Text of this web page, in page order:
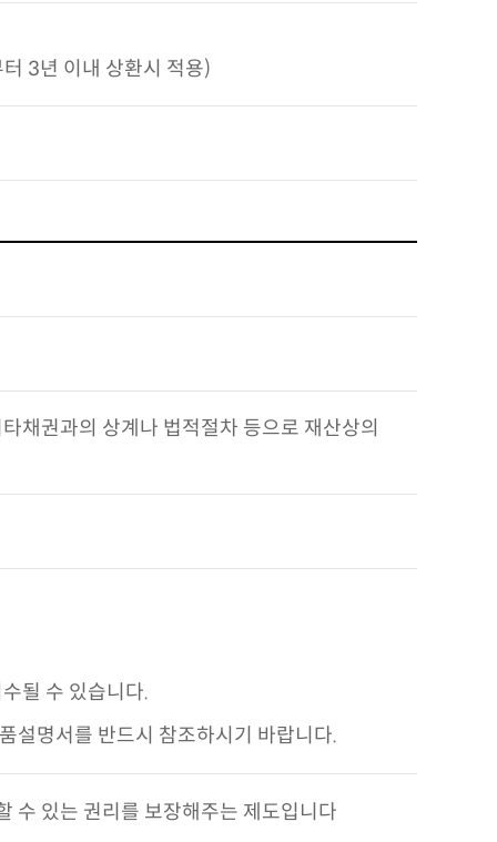
3년 이내 상환시 적용)
채권과의 상계나 법적절차 등으로 재산상의
될 수 있습니다.
명서를 반드시 참조하시기 바랍니다.
수 있는 권리를 보장해주는 제도입니다